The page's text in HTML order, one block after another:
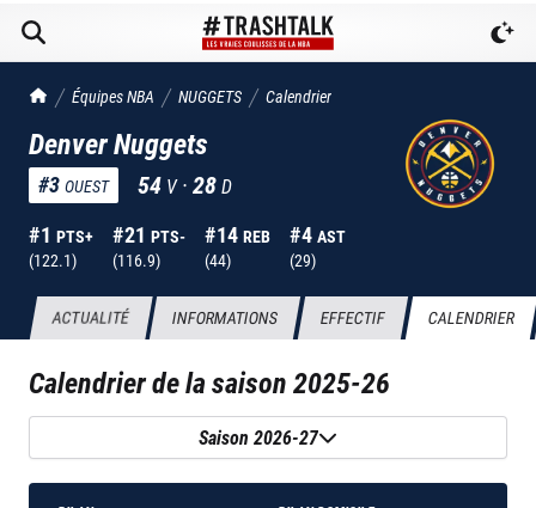
TrashTalk Actu NBA
Équipes NBA NUGGETS Calendrier
Denver Nuggets
#3 OUEST 54 V ·28D
#1 PTS+
(122.1)
#21 PTS-
(116.9)
#14 REB
(44)
#4 AST
(29)
ACTUALITÉ INFORMATIONS EFFECTIF CALENDRIER
Calendrier de la saison2025-26
Saison 2026-27